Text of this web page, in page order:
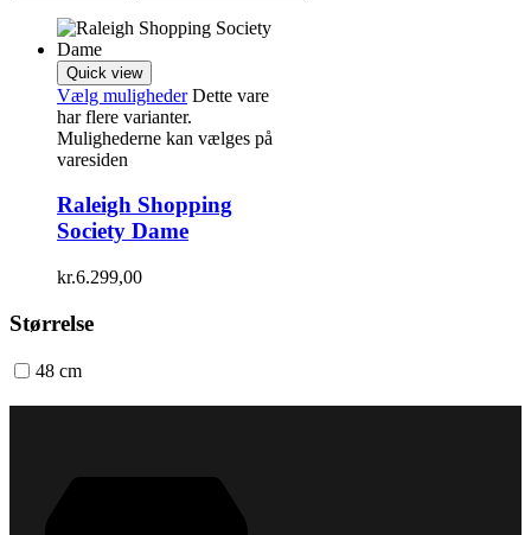
Quick view
Vælg muligheder Dette vare
har flere varianter.
Mulighederne kan vælges på
varesiden
Raleigh Shopping
Society Dame
kr.6.299,00
Størrelse
48 cm